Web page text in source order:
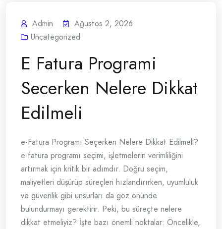
Admin
Ağustos 2, 2026
Uncategorized
E Fatura Programi
Secerken Nelere Dikkat
Edilmeli
e-Fatura Programı Seçerken Nelere Dikkat Edilmeli?
e-fatura programı seçimi, işletmelerin verimliliğini
artırmak için kritik bir adımdır. Doğru seçim,
maliyetleri düşürüp süreçleri hızlandırırken, uyumluluk
ve güvenlik gibi unsurları da göz önünde
bulundurmayı gerektirir. Peki, bu süreçte nelere
dikkat etmeliyiz? İşte bazı önemli noktalar: Öncelikle,